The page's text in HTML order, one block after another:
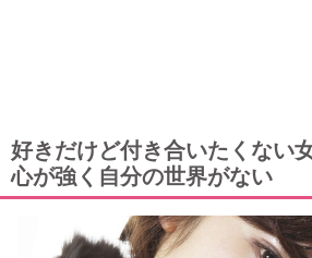
好きだけど付き合いたくな
心が強く自分の世界がない